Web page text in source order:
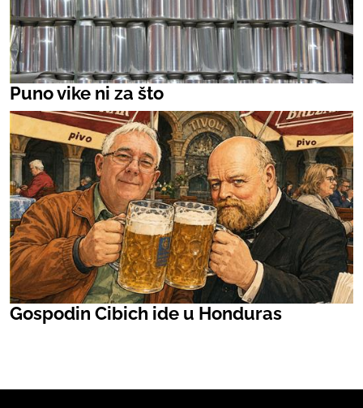
Puno vike ni za što
Gospodin Cibich ide u Honduras